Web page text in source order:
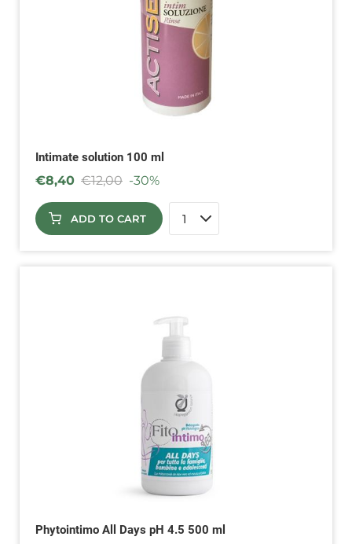
Intimate solution 100 ml
€8,40 €12,00 -30%
ADD TO CART
Phytointimo All Days pH 4.5 500 ml